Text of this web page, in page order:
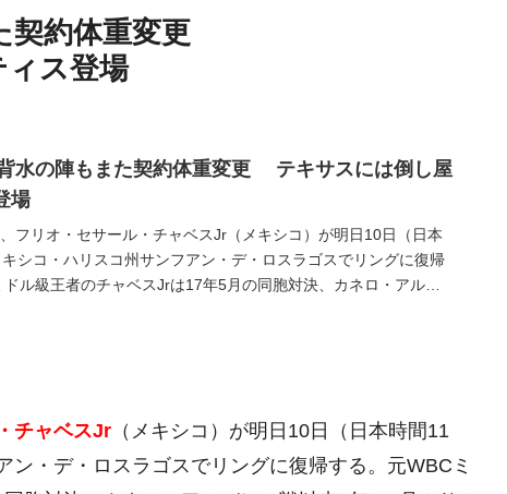
契約体重変更
ス登場
水の陣もまた契約体重変更 テキサスには倒し屋
場
フリオ・セサール・チャベスJr（メキシコ）が明日10日（日本
シコ・ハリスコ州サンフアン・デ・ロスラゴスでリングに復帰
ル級王者のチャベスJrは17年5月の同胞対決、カネロ・アルバ
チャベスJr （メキシコ）が明日10日（日本時間11
ン・デ・ロスラゴスでリングに復帰する。元WBCミ